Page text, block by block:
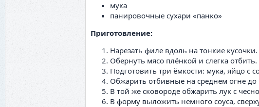
мука
панировочные сухари «панко»
Приготовление:
Нарезать филе вдоль на тонкие кусочки.
Обернуть мясо плёнкой и слегка
Подготовить три ёмкости: мука, яйцо
Обжарить отбивные на среднем огне
В той же сковороде обжарить лук с
В форму выложить немного соуса,